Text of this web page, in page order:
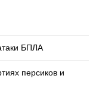
БПЛА
персиков и